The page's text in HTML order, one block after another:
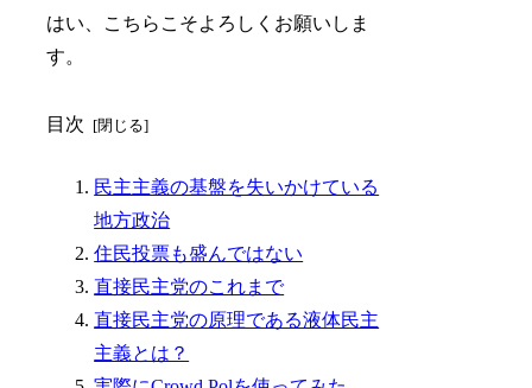
はい、こちらこそよろしくお願いしま
す。
目次
民主主義の基盤を失いかけている
地方政治
住民投票も盛んではない
直接民主党のこれまで
直接民主党の原理である液体民主
主義とは？